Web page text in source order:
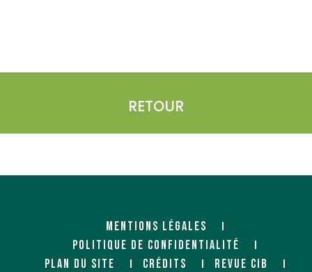
RETOUR
MENTIONS LÉGALES
POLITIQUE DE CONFIDENTIALITÉ
PLAN DU SITE
CRÉDITS REVUE CIB